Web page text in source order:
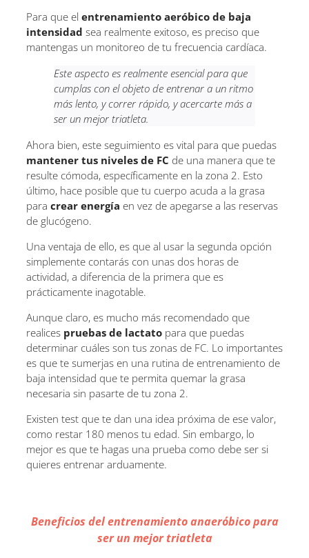
Para que el entrenamiento aeróbico de baja
intensidad sea realmente exitoso, es preciso que
mantengas un monitoreo de tu frecuencia cardíaca.
Este aspecto es realmente esencial para que
cumplas con el objeto de entrenar a un ritmo
más lento, y correr rápido, y acercarte más a
ser un mejor triatleta.
Ahora bien, este seguimiento es vital para que puedas
mantener tus niveles de FC de una manera que te
resulte cómoda, específicamente en la zona 2. Esto
último, hace posible que tu cuerpo acuda a la grasa
para crear energía en vez de apegarse a las reservas
de glucógeno.
Una ventaja de ello, es que al usar la segunda opción
simplemente contarás con unas dos horas de
actividad, a diferencia de la primera que es
prácticamente inagotable.
Aunque claro, es mucho más recomendado que
realices pruebas de lactato para que puedas
determinar cuáles son tus zonas de FC. Lo importantes
es que te sumerjas en una rutina de entrenamiento de
baja intensidad que te permita quemar la grasa
necesaria sin pasarte de tu zona 2.
Existen test que te dan una idea próxima de ese valor,
como restar 180 menos tu edad. Sin embargo, lo
mejor es que te hagas una prueba como debe ser si
quieres entrenar arduamente.
Beneficios del entrenamiento anaeróbico para
ser un mejor triatleta